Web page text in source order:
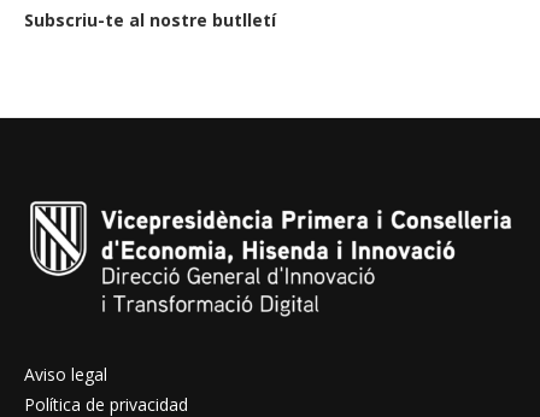
Subscriu-te al nostre butlletí
Aviso legal
Política de privacidad